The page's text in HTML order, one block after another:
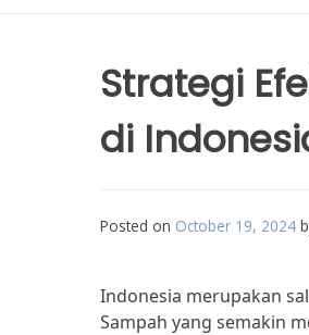
Strategi
di
Posted on October 19, 2024
Indonesia merupakan
Sampah yang semakin